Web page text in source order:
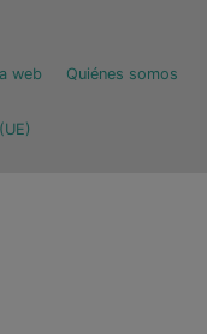
web Quiénes somos